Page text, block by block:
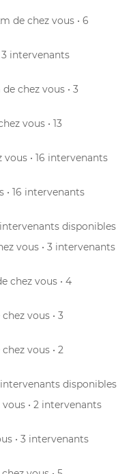
de chez vous • 6
3 intervenants
de chez vous • 3
vous • 13
vous • 16 intervenants
• 16 intervenants
intervenants disponibles
vous • 3 intervenants
chez vous • 4
chez vous • 3
chez vous • 2
intervenants disponibles
vous • 2 intervenants
• 3 intervenants